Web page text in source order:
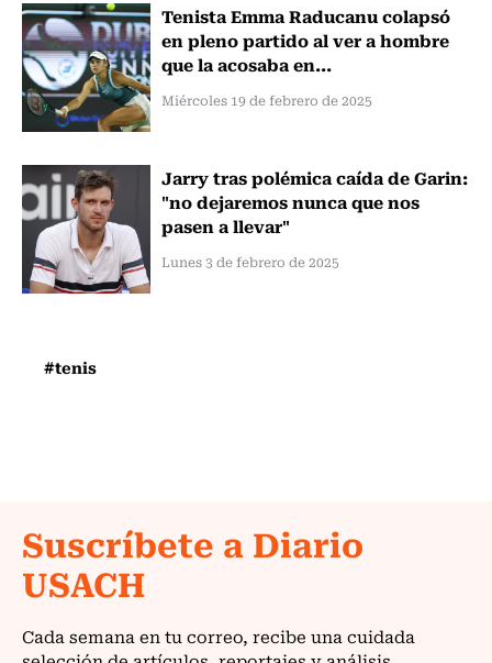
Tenista Emma Raducanu colapsó
en pleno partido al ver a hombre
que la acosaba en...
Miércoles 19 de febrero de 2025
Jarry tras polémica caída de Garin:
"no dejaremos nunca que nos
pasen a llevar"
Lunes 3 de febrero de 2025
#tenis